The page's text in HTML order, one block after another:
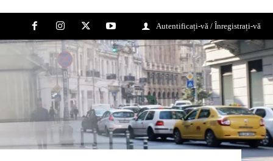
Autentificați-vă / Înregistrați-vă